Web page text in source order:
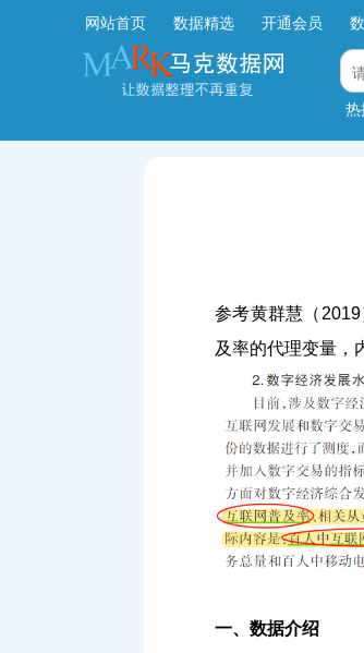
网站首页 数据精选 开通会员
热
参考黄群慧（
及率的代理变量，
一、数据介绍